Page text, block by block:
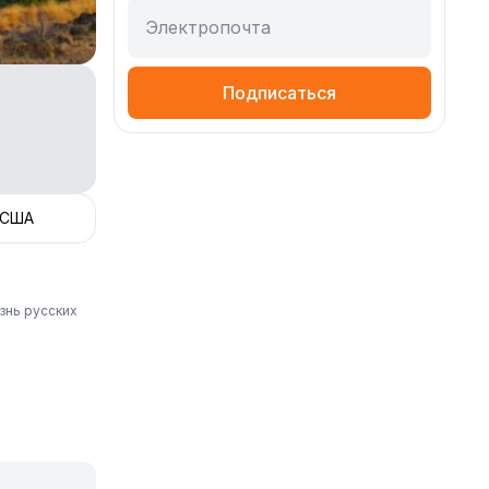
США
русских
Электропочта
Подписаться